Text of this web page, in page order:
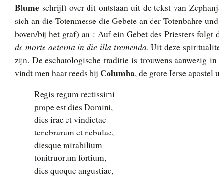
Blume schrijft over dit ontstaan uit de tekst van
sich an die Totenmesse die Gebete an der Totenbahre
boven/bij het graf) an : Auf ein Gebet des Priesters folgt
de morte aeterna in die illa tremenda. Uit deze
zijn. De eschatologische traditie is trouwens aanwezig
vindt men haar reeds bij Columba, de grote Ierse apostel
Regis regum rectissimi
prope est dies Domini,
dies irae et vindictae
tenebrarum et nebulae,
diesque mirabilium
tonitruorum fortium,
dies quoque angustiae,